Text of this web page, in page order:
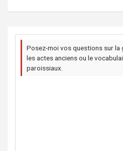
Posez-moi vos questions sur la
les actes anciens ou le
paroissiaux.